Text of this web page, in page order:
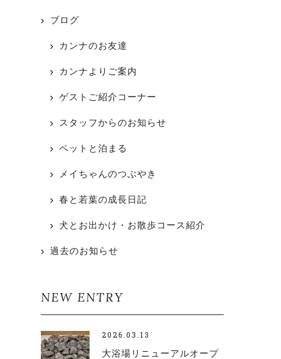
ブログ
カンナのお友達
カンナよりご案内
ゲストご紹介コーナー
スタッフからのお知らせ
ペットと泊まる
メイちゃんのつぶやき
春と若葉の成長日記
犬とお出かけ・お散歩コース紹介
過去のお知らせ
NEW ENTRY
2026.03.13
大浴場リニューアルオープ